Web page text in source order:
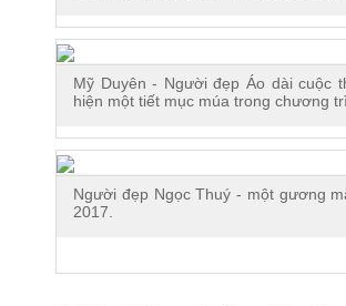
Mỹ Duyên - Người đẹp Áo dài cuộc
hiện một tiết mục múa trong chương
Người đẹp Ngọc Thuý - một gương
2017.